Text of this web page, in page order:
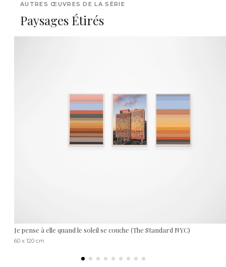
AUTRES ŒUVRES DE LA SÉRIE
Paysages Étirés
Je pense à elle quand le soleil se couche (The Standard NYC)
60 x 120 cm